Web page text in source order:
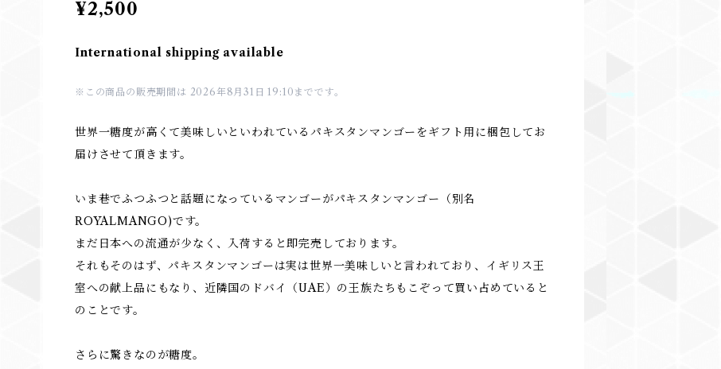
¥2,500
International shipping available
※この商品の販売期間は 2026年8月31日 19:10までです。
世界一糖度が高くて美味しいといわれているパキスタンマンゴーをギフト用に梱包してお
届けさせて頂きます。
いま巷でふつふつと話題になっているマンゴーがパキスタンマンゴー（別名
ROYALMANGO)です。
まだ日本への流通が少なく、入荷すると即完売しております。
それもそのはず、パキスタンマンゴーは実は世界一美味しいと言われており、イギリス王
室への献上品にもなり、近隣国のドバイ（UAE）の王族たちもこぞって買い占めていると
のことです。
さらに驚きなのが糖度。